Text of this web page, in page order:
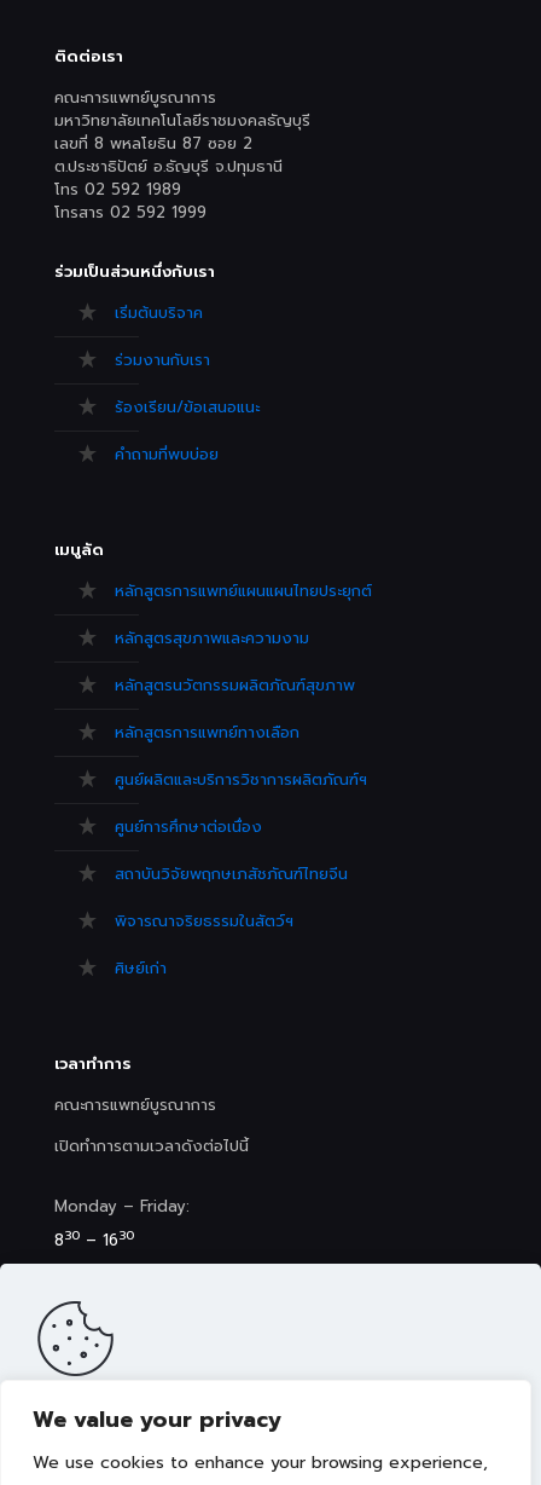
We value your privacy
We use cookies to enhance your browsing experience,
ติดต่อเรา
คณะการแพทย์บูรณาการ
มหาวิทยาลัยเทคโนโลยีราชมงคลธัญบุรี
เลขที่ 8 พหลโยธิน 87 ซอย 2
ต.ประชาธิปัตย์ อ.ธัญบุรี จ.ปทุมธานี
โทร 02 592 1989
โทรสาร 02 592 1999
ร่วมเป็นส่วนหนึ่งกับเรา
เริ่มต้นบริจาค
ร่วมงานกับเรา
ร้องเรียน/ข้อเสนอแนะ
คำถามที่พบบ่อย
เมนูลัด
หลักสูตรการแพทย์แผนแผนไทยประยุกต์
หลักสูตรสุขภาพและความงาม
หลักสูตรนวัตกรรมผลิตภัณฑ์สุขภาพ
หลักสูตรการแพทย์ทางเลือก
ศูนย์ผลิตและบริการวิชาการผลิตภัณฑ์ฯ
ศูนย์การศึกษาต่อเนื่อง
สถาบันวิจัยพฤกษเภสัชภัณฑ์ไทยจีน
พิจารณาจริยธรรมในสัตว์ฯ
ศิษย์เก่า
เวลาทำการ
คณะการแพทย์บูรณาการ
เปิดทำการตามเวลาดังต่อไปนี้
Monday – Friday:
830 – 1630
8 30– 17
เว็บไซต์นี้มีการจัดเก็บคุกกี้เพื่อมอบประสบการณ์การใช้งานเว็บไซต์ของ
ขาย เลือกเนื้อหาที่เหมาะสมให้กับคุณอย่างเป็นส่วนตัว ท่านสามารถศึกษา